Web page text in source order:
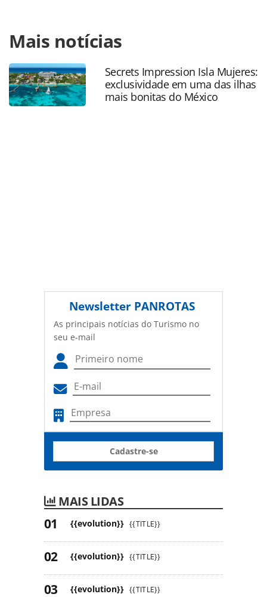
https://www.panrotas.com.br/gente/movimentacao/2024/
sabato-e-promovida-a-diretora-geral-da-roda-
rico_202885.html ou as ferramentas oferecidas na página.
Todo o conteúdo produzido pela PANROTAS Editora é
protegido pela legislação brasileira sobre direito autoral.
Não reproduza o conteúdo sem autorização da PANROTAS
Mais notícias
Secrets Impression Isla Mujeres:
exclusividade em uma das ilhas
mais bonitas do México
Newsletter PANROTAS
As principais notícias do Turismo no
seu e-mail
Cadastre-se
MAIS LIDAS
{{evolution}} {{TITLE}}
{{evolution}} {{TITLE}}
{{evolution}} {{TITLE}}